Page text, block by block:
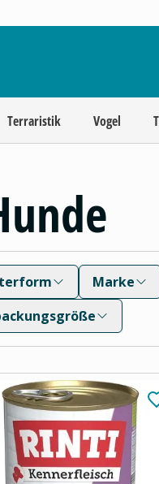
Terraristik Vogel
Marke